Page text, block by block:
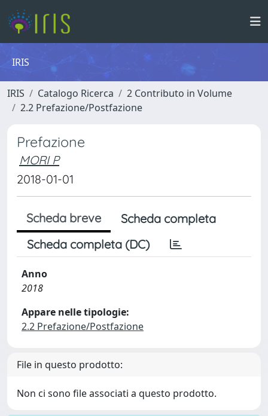
IRIS
IRIS Catalogo Ricerca
2 Contributo in Volume
2.2 Prefazione/Postfazione
Prefazione
MORI P
2018-01-01
Scheda breve
Scheda completa
Scheda completa (DC)
Anno
2018
Appare nelle tipologie:
2.2 Prefazione/Postfazione
File in questo prodotto:
Non ci sono file associati a questo prodotto.